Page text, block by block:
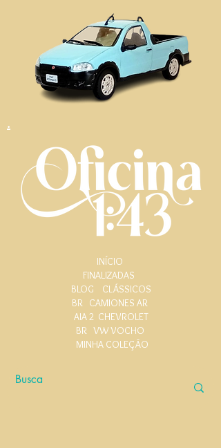
.
INÍCIO
FINALIZADAS
BLOG
CLÁSSICOS
BR CAMIONES AR
AIA 2 CHEVROLET
BR VW VOCHO
MINHA COLEÇÃO